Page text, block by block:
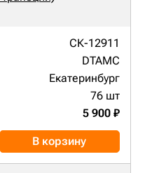
СК-12911
DTAMC
Екатеринбург
76 шт
5 900 ₽
В корзину